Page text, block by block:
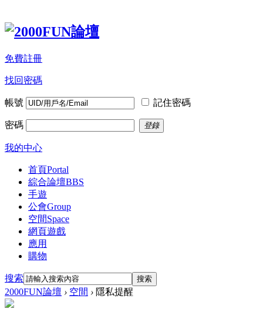
免費註冊
找回密碼
帳號 記住密碼
密碼 登錄
我的中心
首頁Portal
綜合論壇BBS
手遊
公會Group
空間Space
網頁遊戲
應用
購物
搜索 搜索
2000FUN論壇 › 空間 › 隱私提醒